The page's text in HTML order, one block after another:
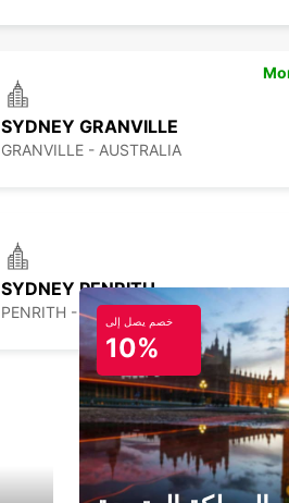
SYDNEY GRANVILLE
GRANVILLE - AUSTRALIA
SYDNEY PENRITH
PENRITH - AUSTRALIA
خصم يصل إلى
10%